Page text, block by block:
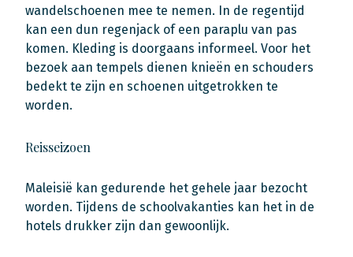
wandelschoenen mee te nemen. In de regentijd
kan een dun regenjack of een paraplu van pas
komen. Kleding is doorgaans informeel. Voor het
bezoek aan tempels dienen knieën en schouders
bedekt te zijn en schoenen uitgetrokken te
worden.
Reisseizoen
Maleisië kan gedurende het gehele jaar bezocht
worden. Tijdens de schoolvakanties kan het in de
hotels drukker zijn dan gewoonlijk.